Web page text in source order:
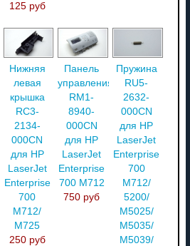
125 руб
Нижняя
левая
крышка
RC3-
2134-
000CN
для HP
LaserJet
Enterprise
700
M712/
M725
250 руб
Панель
управления
RM1-
8940-
000CN
для HP
LaserJet
Enterprise
700 M712
750 руб
Пружина
RU5-
2632-
000CN
для HP
LaserJet
Enterprise
700
M712/
5200/
M5025/
M5035/
M5039/